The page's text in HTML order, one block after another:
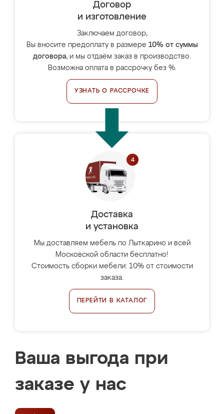
Договор
и изготовление
Заключаем договор,
Вы вносите предоплату в размере 10% от суммы
договора, и мы отдаём заказ в производство.
Возможна оплата в рассрочку без %.
УЗНАТЬ О РАССРОЧКЕ
Доставка
и установка
Мы доставляем мебель по Лыткарино и всей
Московской области бесплатно!
Стоимость сборки мебели: 10% от стоимости
заказа.
ПЕРЕЙТИ В КАТАЛОГ
Ваша выгода при
заказе у нас